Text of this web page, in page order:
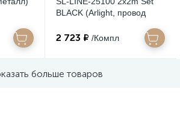
BLACK (Arlight, провод
2 723 ₽ /Компл
больше товаров